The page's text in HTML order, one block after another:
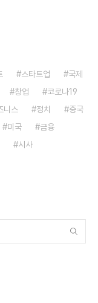
스타트업
국제
창업
코로나19
니스 정치
중국
미국
금융
시사